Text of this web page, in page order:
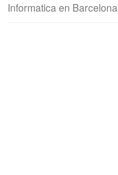
Informatica en Barcelona